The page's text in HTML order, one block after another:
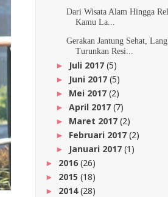
Dari Wisata Alam Hingga
Kamu La...
Gerakan Jantung Sehat,
Turunkan Resi...
► Juli 2017 (5)
► Juni 2017 (5)
► Mei 2017 (2)
► April 2017 (7)
► Maret 2017 (2)
► Februari 2017 (2)
► Januari 2017 (1)
► 2016(26)
► 2015 (18)
► 2014(28)